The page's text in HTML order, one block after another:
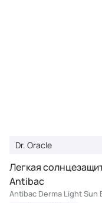
Dr. Oracle
Легкая
Antibac
Antibac Derma Light Sun